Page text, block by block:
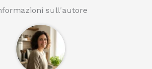
sull'autore